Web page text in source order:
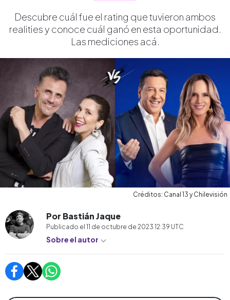
Descubre cuál fue el rating que tuvieron ambos
realities y conoce cuál ganó en esta oportunidad.
Las mediciones acá.
Créditos: Canal 13 y Chilevisión
Por Bastián Jaque
Publicado el 11 de octubre de 2023 12:39 UTC
Sobre el autor